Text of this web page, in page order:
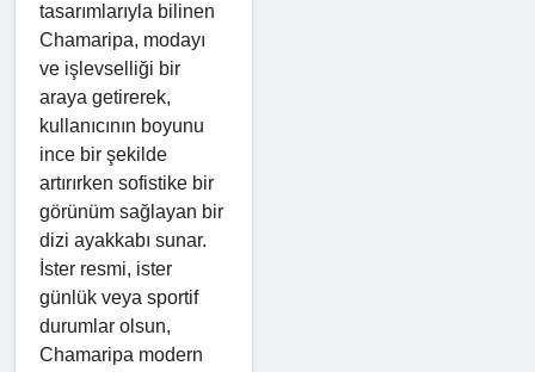
tasarımlarıyla bilinen
Chamaripa, modayı
ve işlevselliği bir
araya getirerek,
kullanıcının boyunu
ince bir şekilde
artırırken sofistike bir
görünüm sağlayan bir
dizi ayakkabı sunar.
İster resmi, ister
günlük veya sportif
durumlar olsun,
Chamaripa modern